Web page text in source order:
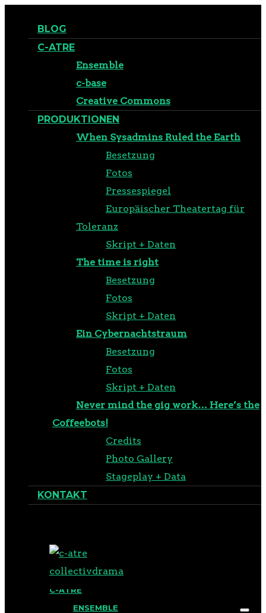
BLOG
C-ATRE
Ensemble
c-base
Creative Commons
PRODUKTIONEN
When Sysadmins Ruled the Earth
Besetzung
Fotos
Pressespiegel
Europäischer Theatertag für
Toleranz
Skript + Daten
The time is right
Besetzung
Fotos
Skript + Daten
Ein Cybernachtstraum
Besetzung
Fotos
Skript + Daten
Never mind the gig work… Here’s the
Coffeebots!
Credits
Photo Gallery
Stageplay + Data
KONTAKT
BLOG
C-ATRE
ENSEMBLE